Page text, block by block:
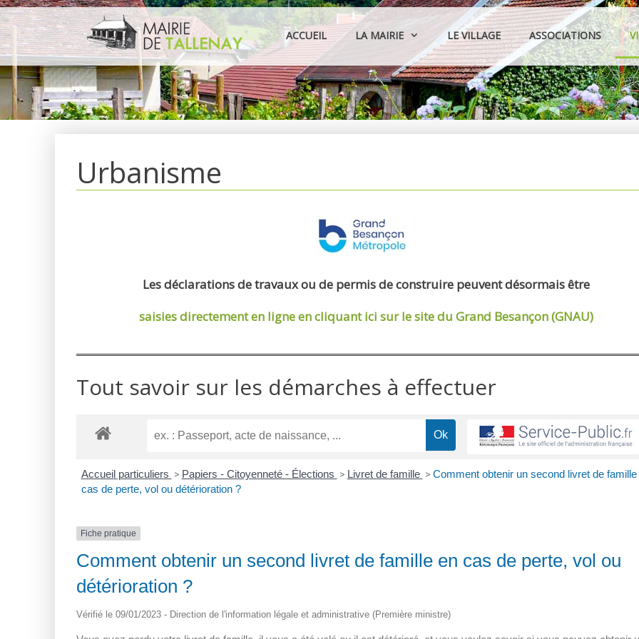
Aller
au
contenu
ACCUEIL LA MAIRIE LE VILLAGE ASSOCIATIONS
Urbanisme
Les déclarations de travaux ou de permis de construire peuvent désormais être
saisies directement en ligneen cliquant ici sur le site du Grand Besançon (GNAU)
Tout savoir sur les démarches à effectuer
Accueil particuliers > Papiers - Citoyenneté - Élections > Livret de famille > Comment obtenir un second livret de famille
cas de perte, vol ou détérioration ?
Fiche pratique
Comment obtenir un second livret de famille en cas de perte, vol ou
détérioration ?
Vérifié le 09/01/2023 - Direction de l'information légale et administrative (Première ministre)